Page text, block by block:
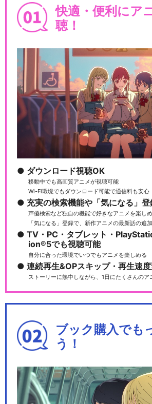
快適・便利にア
聴！
ダウンロード視聴OK
移動中でも高画質アニメが視聴可能
Wi-Fi環境でもダウンロード可能で通信料も安心
充実の検索機能や「気になる」登
声優検索など独自の機能で好きなアニメを楽し
「気になる」登録で、新作アニメの最新話の追
TV・PC・タブレット・
ion®5でも視聴可能
自分に合った環境でいつでもアニメを楽しめる
連続再生&OPスキップ・再生速
ストーリーに熱中しながら、1日にたくさんのア
ブック購入でも
う！